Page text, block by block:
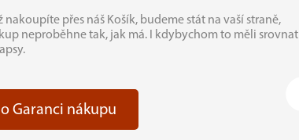
nakoupíte přes náš Košík, budeme stát na vaší straně,
neproběhne tak, jak má. I kdybychom to měli srovnat
Garanci nákupu